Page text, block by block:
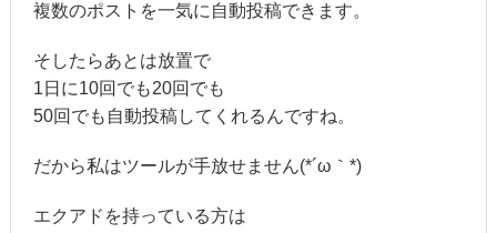
複数のポストを一気に自動投稿できます。
そしたらあとは放置で
1日に10回でも20回でも
50回でも自動投稿してくれるんですね。
だから私はツールが手放せません(*´ω｀*)
エクアドを持っている方は